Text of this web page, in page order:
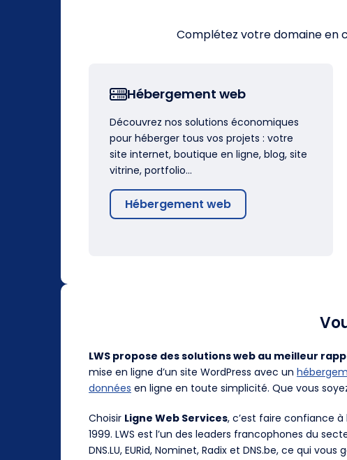
Complétez votre domaine en
Hébergement web
Découvrez nos solutions économiques
pour héberger tous vos projets : votre
site internet, boutique en ligne, blog, site
vitrine, portfolio…
Hébergement web
LWS propose des solutions web au meilleur
mise en ligne d’un site WordPress avec un
données en ligne en toute simplicité. Que vous
Choisir Ligne Web Services, c’est faire confiance à
1999. LWS est l’un des leaders francophones du
DNS.LU, EURid, Nominet, Radix et DNS.be, ce qui